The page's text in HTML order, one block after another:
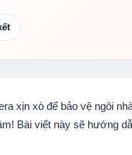
xịn xò để bảo vệ ngôi
Bài viết này sẽ hướng